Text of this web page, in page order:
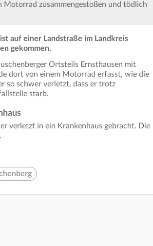
Motorrad zusammengestoßen und tödlich
auf einer Landstraße im Landkreis
gekommen.
Ortsteils Ernsthausen mit
dort von einem Motorrad erfasst, wie die
so schwer verletzt, dass er trotz
starb.
verletzt in ein Krankenhaus gebracht. Die